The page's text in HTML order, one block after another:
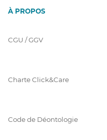
À PROPOS
CGU / GGV
Charte Click&Care
Code de Déontologie